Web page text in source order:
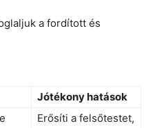
a fordított és
Jótékony hatások
Erősíti a felsőtestet,